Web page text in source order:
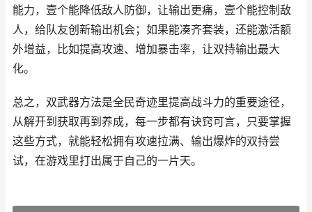
能力，壹个能降低敌人防御，让输出更痛，壹个能控制敌
人，给队友创新输出机会；如果能凑齐套装，还能激活额
外增益，比如提高攻速、增加暴击率，让双持输出最大
化。
总之，双武器方法是全民奇迹里提高战斗力的重要途径，
从解开到获取再到养成，每一步都有诀窍可言，只要掌握
这些方式，就能轻松拥有攻速拉满、输出爆炸的双持尝
试，在游戏里打出属于自己的一片天。